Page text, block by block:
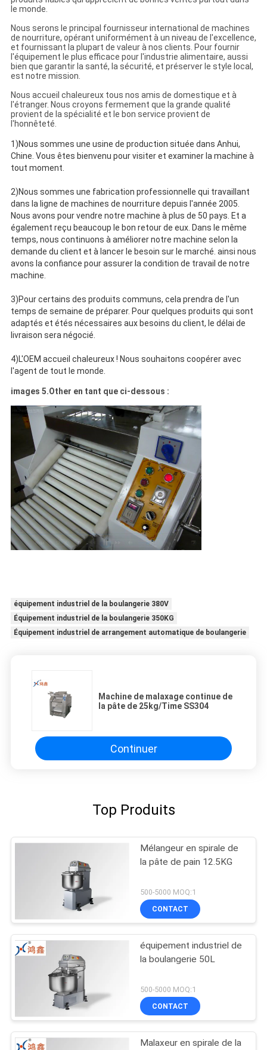
le monde.
Nous serons le principal fournisseur international de machines
de nourriture, opérant uniformément à un niveau de l'excellence,
et fournissant la plupart de valeur à nos clients. Pour fournir
l'équipement le plus efficace pour l'industrie alimentaire, aussi
bien que garantir la santé, la sécurité, et préserver le style local,
est notre mission.
Nous accueil chaleureux tous nos amis de domestique et à
l'étranger. Nous croyons fermement que la grande qualité
provient de la spécialité et le bon service provient de
l'honnêteté.
1)Nous sommes une usine de production située dans Anhui,
Chine. Vous êtes bienvenu pour visiter et examiner la machine à
tout moment.
2)Nous sommes une fabrication professionnelle qui travaillant
dans la ligne de machines de nourriture depuis l'année 2005.
Nous avons pour vendre notre machine à plus de 50 pays. Et a
également reçu beaucoup le bon retour de eux. Dans le même
temps, nous continuons à améliorer notre machine selon la
demande du client et à lancer le besoin sur le marché. ainsi nous
avons la confiance pour assurer la condition de travail de notre
machine.
3)Pour certains des produits communs, cela prendra de l'un
temps de semaine de préparer. Pour quelques produits qui sont
adaptés et étés nécessaires aux besoins du client, le délai de
livraison sera négocié.
4)L'OEM accueil chaleureux ! Nous souhaitons coopérer avec
l'agent de tout le monde.
images 5.Other en tant que ci-dessous :
équipement industriel de la boulangerie 380V
Équipement industriel de la boulangerie 350KG
Équipement industriel de arrangement automatique de boulangerie
Machine de malaxage continue de
la pâte de 25kg/Time SS304
Continuer
Top Produits
Mélangeur en spirale de
la pâte de pain 12.5KG
500-5000 MOQ:1
CONTACT
équipement industriel de
la boulangerie 50L
500-5000 MOQ:1
CONTACT
Malaxeur en spirale de la